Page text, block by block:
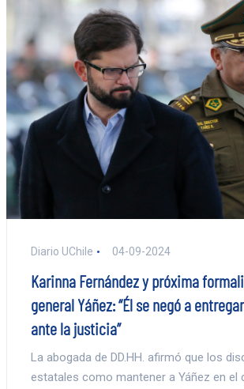
Diario UChile 04-09-2024
Karinna Fernández y próxima
general Yáñez: “Él se negó a
ante la justicia”
La abogada de DD.HH. afirmó que los
estatales como mantener a Yáñez en el